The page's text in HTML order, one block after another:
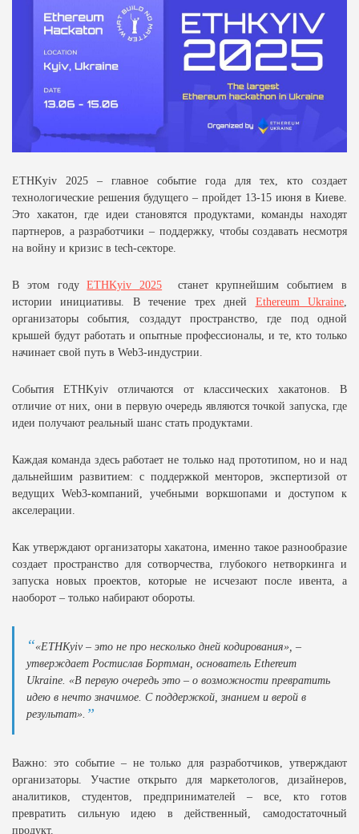
ETHKyiv 2025 – главное событие года для тех, кто создает
технологические решения будущего – пройдет 13-15 июня в Киеве.
Это хакатон, где идеи становятся продуктами, команды находят
партнеров, а разработчики – поддержку, чтобы создавать несмотря
на войну и кризис в tech-секторе.
В этом годуETHKyiv 2025 станет крупнейшим событием в
истории инициативы. В течение трех дней Ethereum Ukraine,
организаторы события, создадут пространство, где под одной
крышей будут работать и опытные профессионалы, и те, кто только
начинает свой путь в Web3-индустрии.
События ETHKyiv отличаются от классических хакатонов. В
отличие от них, они в первую очередь являются точкой запуска, где
идеи получают реальный шанс стать продуктами.
Каждая команда здесь работает не только над прототипом, но и над
дальнейшим развитием: с поддержкой менторов, экспертизой от
ведущих Web3-компаний, учебными воркшопами и доступом к
акселерации.
Как утверждают организаторы хакатона, именно такое разнообразие
создает пространство для сотворчества, глубокого нетворкинга и
запуска новых проектов, которые не исчезают после ивента, а
наоборот – только набирают обороты.
«ETHKyiv – это не про несколько дней кодирования», –
утверждает Ростислав Бортман, основатель Ethereum
Ukraine. «В первую очередь это – о возможности превратить
идею в нечто значимое. С поддержкой, знанием и верой в
результат».
Важно: это событие – не только для разработчиков, утверждают
организаторы. Участие открыто для маркетологов, дизайнеров,
аналитиков, студентов, предпринимателей – все, кто готов
превратить сильную идею в действенный, самодостаточный
продукт.